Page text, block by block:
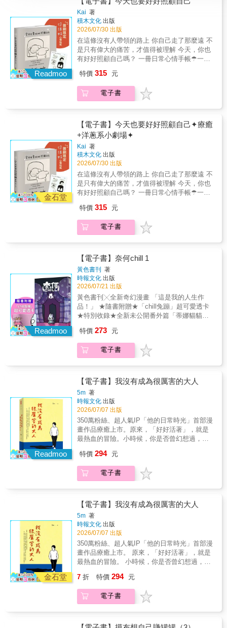
Readmoo
Kai 著
積木文化 出版
2026/07/30 出版
在這條沒有人帶領的路上 你自己走了那麼遠 不
是只有偉大的痛苦，才值得被理解 今天，你也
有好好照顧自己嗎？ 一冊日常心情手帳☂一幕
✦Threads單篇破3萬按讚，無數讀者轉發共鳴
✦ ✦療癒+洋蔥系圖文創作者Kai首部精選集✦
✦收錄全新「兔兔醫生的日常內心檢查」✦ ✦
的圖文溫柔包覆。溫暖、蓬鬆、軟綿的雲朵被
具現化，就是Kai的創作。」──郭源元 「這本
書進入我們的生命，如同它簡單乾淨的風格裡
偶然的明亮色彩，帶著星辰宇宙的柔軟，有一
點哀傷，也有一點幸福。翻閱著，就好像看到
了自己笨拙而努力生活的樣子。每個人都值得
被這本書給深深地擁抱。」──海柔小姐｜涂瀞
尹 & 「今天醒來，已經是極限」 有時，生活不
一定需要勇往直前， 擁抱焦慮的自己，你已經
足夠溫柔。 無論好的壞的，你給我的標籤都不
一份心情好好收藏。 「今天就這樣也沒關係」
這本書想送給── 在擁擠喧囂的世界感到疲憊的
你； 厭倦了堅持和勇敢，只想好好感受內心的
暖的筆觸成為你自我懷疑時的陪伴， 讓一幕幕
貼心小故事給你療癒的力量。 【溫柔推薦】 奇
亞子（圖文創作者） 海狗房東（繪本工作者）
海柔小姐｜涂瀞尹（作家） 郭源元（圖文創作
者） 【共鳴迴響】 「太可愛了，這幾乎就是我
的一天」 「好療癒，但是對不起，出社會這麼
幾年了，在最後我還是忍不住掉眼淚&hellip;」
品，總是會讓我深吸一口氣，然後露出一個微
笑，謝謝泥」 「你的畫完完全全太會詮釋」
「你的作品真的都很療癒，看到的時候情緒都
&hellip;」 「畫風簡潔，充滿深度。」
特價 315 元
電子書
金石堂
【電子書】今天也要好好照顧自己✦療癒
+洋蔥系小劇場✦
Kai 著
積木文化 出版
2026/07/30 出版
在這條沒有人帶領的路上 你自己走了那麼遠 不
是只有偉大的痛苦，才值得被理解 今天，你也
有好好照顧自己嗎？ 一冊日常心情手帳☂一幕
✦Threads單篇破3萬按讚，無數讀者轉發共鳴
✦ ✦療癒+洋蔥系圖文創作者Kai首部精選集✦
✦收錄全新「兔兔醫生的日常內心檢查」✦ ✦
的圖文溫柔包覆。溫暖、蓬鬆、軟綿的雲朵被
具現化，就是Kai的創作。」──郭源元 「這本
書進入我們的生命，如同它簡單乾淨的風格裡
偶然的明亮色彩，帶著星辰宇宙的柔軟，有一
點哀傷，也有一點幸福。翻閱著，就好像看到
了自己笨拙而努力生活的樣子。每個人都值得
被這本書給深深地擁抱。」──海柔小姐｜涂瀞
尹 & 「今天醒來，已經是極限」 有時，生活不
一定需要勇往直前， 擁抱焦慮的自己，你已經
需要了。 脆弱、困惑、堅定、悔悟， 只想把每
一份心情好好收藏。 「今天就這樣也沒關係」
這本書想送給── 在擁擠喧囂的世界感到疲憊的
你； 不想放棄，但想重拾初衷的你。 讓可愛溫
暖的筆觸成為你自我懷疑時的陪伴， 讓一幕幕
貼心小故事給你療癒的力量。 【溫柔推薦】 奇
亞子（圖文創作者） 海狗房東（繪本工作者）
海柔小姐｜涂瀞尹（作家） 郭源元（圖文創作
者） 【共鳴迴響】 「太可愛了，這幾乎就是我
的一天」 「好療癒，但是對不起，出社會這麼
「突然也想被抱一下了」 「每次滑到你的作
品，總是會讓我深吸一口氣，然後露出一個微
笑，謝謝泥」 「你的畫完完全全太會詮釋」
到最後眼眶紅了，謝謝你的畫」 「被鼓勵到了
&hellip;」 「畫風簡潔，充滿深度。」
特價 315 元
電子書
Readmoo
【電子書】奈何chill 1
黃色書刊 著
時報文化 出版
2026/07/21 出版
黃色書刊╳全新奇幻漫畫 「這是我的人生作
品！」 ★隨書附贈★「chill兔蹦」超可愛透卡
★特別收錄★全新未公開番外篇「蒂娜貓貓的
到自己的chill～】 中年大叔一覺醒來，發現自
己來到了異世界， 不但變成一隻兔子，而且還
超．可．愛！ 要想離開異世界，就必須跨過
了過往的人生。 兔蹦也開始好奇， 自己的橋
上，會有什麼怪物在等著他？ 他再也無法忽視
心底的聲音── 我到底想做什麼？ 我到底熱愛
什麼？ 我到底，過了一個怎麼樣的人生？
特價 273 元
電子書
Readmoo
【電子書】我沒有成為很厲害的大人
5m 著
時報文化 出版
2026/07/07 出版
350萬粉絲、超人氣IP「他的日常時光」首部漫
畫作品療癒上市。原來，「好好活著」，就是
最熱血的冒險。小時候，你是否曾幻想過，長
平了稜角的我們，失去做夢的勇氣，活成了平
凡的樣子。但「普通」不是失敗的代名詞，是
大多數人的真實人生--而這樣的你，其實已經很
人生中有太多無謂的努力，對於那些不被理解
的事，是否仍然要堅持下去？★哪一個瞬間，
你突然意識到父母老了……成年人的崩潰往往
是從「無奈」開始的。在這本寫給大人的溫柔
情書裡，記錄了「滿目皆是你」的思念、「明
知不可為而為之」的勇氣、「我終究錯過你」
的遺憾，以及生活中無所適從的孤獨，也映照
出青春回憶裡的一道道風景。「這本書太好哭
了！完全戳中我的內心。」「故事溫暖，卻真
自己……」
特價 294 元
電子書
金石堂
【電子書】我沒有成為很厲害的大人
5m 著
時報文化 出版
2026/07/07 出版
350萬粉絲、超人氣IP「他的日常時光」首部漫
畫作品療癒上市。 原來，「好好活著」，就是
最熱血的冒險。 小時候，你是否曾幻想過，長
平了稜角的我們，失去做夢的勇氣，活成了平
凡的樣子。 但「普通」不是失敗的代名詞，是
大多數人的真實人生--而這樣的你，其實已經很
知道。 ★人生中有太多無謂的努力，對於那些
7 折 特價 294 元
電子書